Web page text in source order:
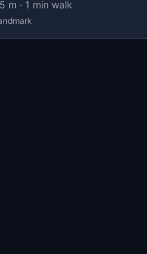
m · 1 min walk